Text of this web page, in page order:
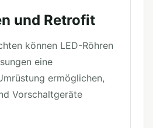
und Retrofit
können LED-Röhren
eine
ermöglichen,
Vorschaltgeräte